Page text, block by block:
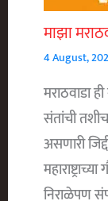
माझा
4 August,
मराठवाडा
संतांची
असणारी
निराळेपण